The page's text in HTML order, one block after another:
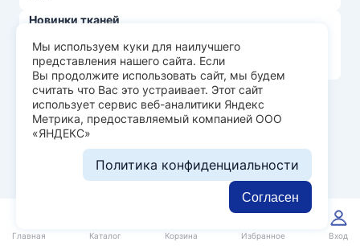
Главная Каталог Корзина Избранное Вход
Новинки тканей
Распродажа тканей
Лидеры продаж
© Арт Текс — продажа тканей оптом, 2026
Пользовательское соглашение
Политика конфиденциальности
Разработка сайта —
Мы используем куки для наилучшего
представления нашего сайта. Если
Вы продолжите использовать сайт, мы будем
считать что Вас это устраивает. Этот сайт
использует сервис веб-аналитики Яндекс
Метрика, предоставляемый компанией ООО
«ЯНДЕКС»
Политика конфиденциальности
Согласен